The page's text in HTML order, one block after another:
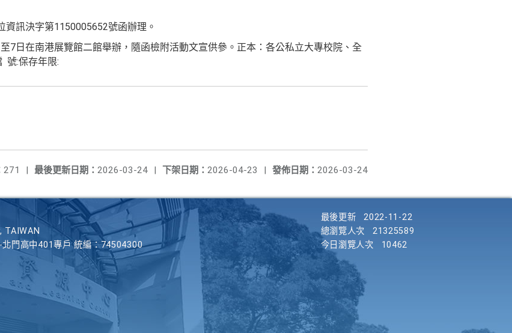
訊決字第1150005652號函辦理。
7日在南港展覽館二館舉辦，隨函檢附活動文宣供參。正本：各公私立大專校院、全
號:保存年限:
發佈日期： 2026-03-24
下架日期： 2026-04-23 |
最後更新日期： 2026-03-24 |
271 |
TAIWAN
門高中401專戶 統編：74504300
最後更新
2022-11-22
總瀏覽人次
21325589
今日瀏覽人次
10462